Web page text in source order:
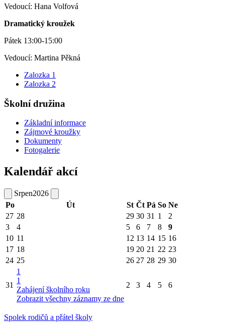
Vedoucí: Hana Volfová
Dramatický kroužek
Pátek 13:00-15:00
Vedoucí: Martina Pěkná
Zalozka 1
Zalozka 2
Školní družina
Základní informace
Zájmové kroužky
Dokumenty
Fotogalerie
Kalendář akcí
Srpen2026
Po
Út St Čt Pá So Ne
27 28 29 30 31 1
2
3
4 5 6 7 8
9
10 11 12 13 14 15 16
17 18 19 20 21 22 23
24 25 26 27 28 29 30
31
1
1
Zahájení školního roku
Zobrazit všechny záznamy ze dne
2 3 4 5 6
Spolek rodičů a přátel školy